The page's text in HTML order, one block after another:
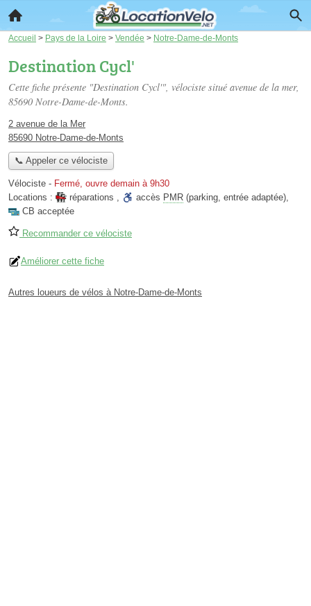
Accueil > Pays de la Loire > Vendée > Notre-Dame-de-Monts
Destination Cycl'
Cette fiche présente "Destination Cycl'", vélociste situé avenue de la mer,
85690 Notre-Dame-de-Monts.
2 avenue de la Mer
85690 Notre-Dame-de-Monts
📞 Appeler ce vélociste
Vélociste - Fermé, ouvre demain à 9h30
Locations :
réparations , accès PMR (parking, entrée adaptée),
CB acceptée
Recommander ce vélociste
Améliorer cette fiche
Autres loueurs de vélos à Notre-Dame-de-Monts